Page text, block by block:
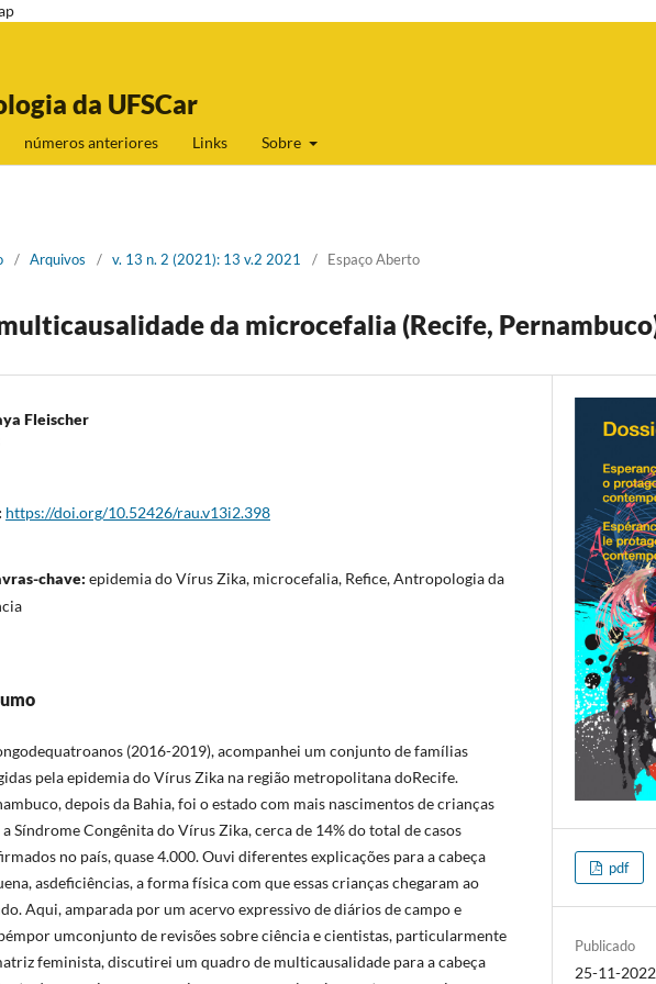
da UFSCar
números anteriores Links Sobre
/ Arquivos / v. 13 n. 2 (2021): 13 v.2 2021 / Espaço Aberto
da microcefalia (Recife,
Fleischer
https://doi.org/10.52426/rau.v13i2.398
chave: epidemia do Vírus Zika, microcefalia, Refice, Antropologia da
(2016-2019), acompanhei um conjunto de famílias
pela epidemia do Vírus Zika na região metropolitana doRecife.
depois da Bahia, foi o estado com mais nascimentos de crianças
Síndrome Congênita do Vírus Zika, cerca de 14% do total de casos
no país, quase 4.000. Ouvi diferentes explicações para a cabeça
asdeficiências, a forma física com que essas crianças chegaram ao
Aqui, amparada por um acervo expressivo de diários de campo e
umconjunto de revisões sobre ciência e cientistas, particularmente
feminista, discutirei um quadro de multicausalidade para a cabeça
pdf
Publicado
25-11-2022